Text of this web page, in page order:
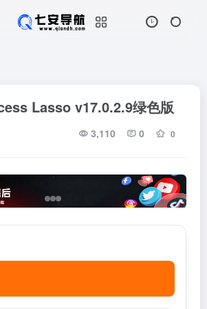
Lasso v17.0.2.9绿色版
3,110 0 0